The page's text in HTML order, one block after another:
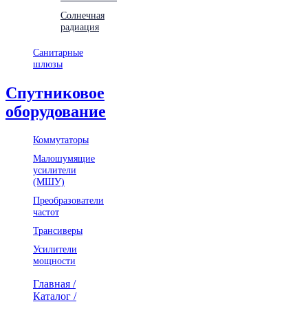
Солнечная
радиация
Санитарные
шлюзы
Спутниковое
оборудование
Коммутаторы
Малошумящие
усилители
(МШУ)
Преобразователи
частот
Трансиверы
Усилители
мощности
Главная /
Каталог /